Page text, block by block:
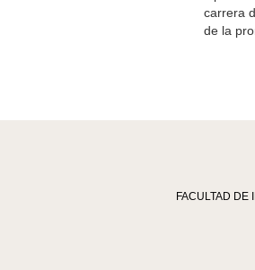
carrera
de la
FACULTAD DE